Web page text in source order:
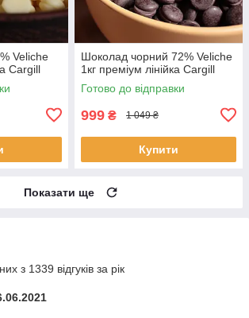
Veliche
Cargill
Шоколад чорний 72% Veliche
1кг преміум лінійка Cargill
Готово до відправки
999 ₴ 1 049 ₴
Купити
Показати ще
з 1339 відгуків за рік